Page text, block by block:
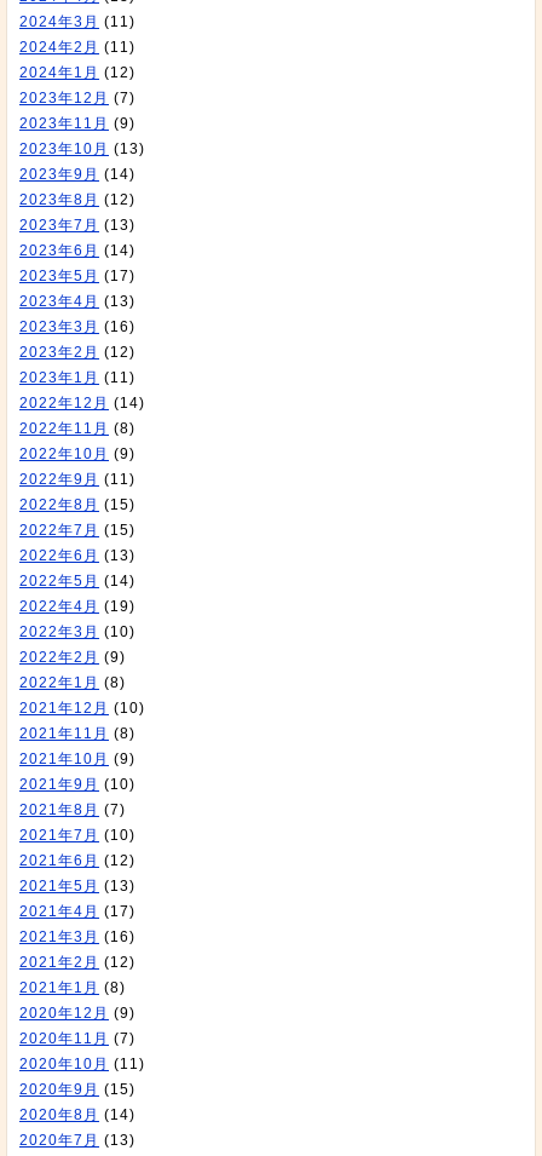
2024年3月 (11)
2024年2月 (11)
2024年1月 (12)
2023年12月 (7)
2023年11月 (9)
2023年10月 (13)
2023年9月 (14)
2023年8月 (12)
2023年7月 (13)
2023年6月 (14)
2023年5月 (17)
2023年4月 (13)
2023年3月 (16)
2023年2月 (12)
2023年1月 (11)
2022年12月 (14)
2022年11月 (8)
2022年10月 (9)
2022年9月 (11)
2022年8月 (15)
2022年7月 (15)
2022年6月 (13)
2022年5月 (14)
2022年4月 (19)
2022年3月 (10)
2022年2月 (9)
2022年1月 (8)
2021年12月 (10)
2021年11月 (8)
2021年10月 (9)
2021年9月 (10)
2021年8月 (7)
2021年7月 (10)
2021年6月 (12)
2021年5月 (13)
2021年4月 (17)
2021年3月 (16)
2021年2月 (12)
2021年1月 (8)
2020年12月 (9)
2020年11月 (7)
2020年10月 (11)
2020年9月 (15)
2020年8月 (14)
2020年7月 (13)